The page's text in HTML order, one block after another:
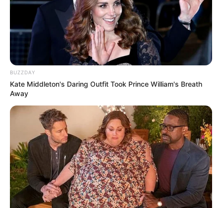
Langka Banget! 10 Pose Lucu
Katak yang Bikin Ketawa
Gemes
Ambyar! 10 Kalimat Baper
Pakai Bahasa Jawa Ini Bikin
Galau Abis
BUZZDAY
Kate Middleton's Daring Outfit Took Prince William's Breath
Away